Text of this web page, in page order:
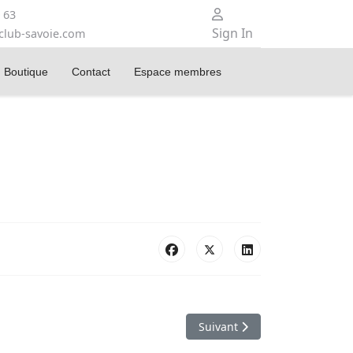
63
savoie.com
Sign In
Boutique Contact Espace membres
Article suivant : Brevet
Suivant